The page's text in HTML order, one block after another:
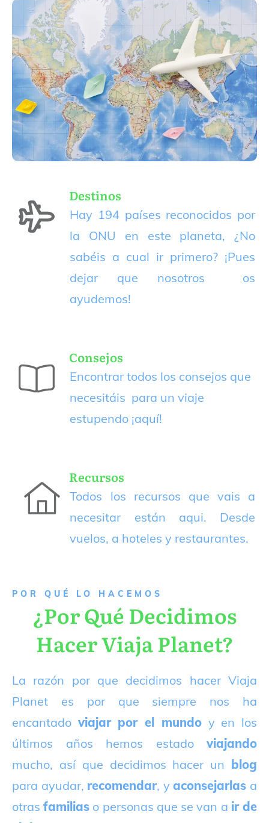
Destinos
Hay 194 países reconocidos por
la ONU en este planeta, ¿No
sabéis a cual ir primero? ¡Pues
dejar que nosotros os
ayudemos!
Consejos
Encontrar todos los consejos que
necesitáis para un viaje
estupendo ¡aquí!
Recursos
Todos los recursos que vais a
necesitar están aqui. Desde
vuelos, a hoteles y restaurantes.
P OR QUÉ LO HACEMOS
¿Por Qué Decidimos
Hacer Viaja Planet?
La razón por que decidimos hacer Viaja
Planet es por que siempre nos ha
encantado viajar por el mundoy en los
últimos años hemos estado viajando
mucho, así que decidimos hacer un blog
para ayudar, recomendar, yaconsejarlas a
otrasfamilias o personas que se van a ir de